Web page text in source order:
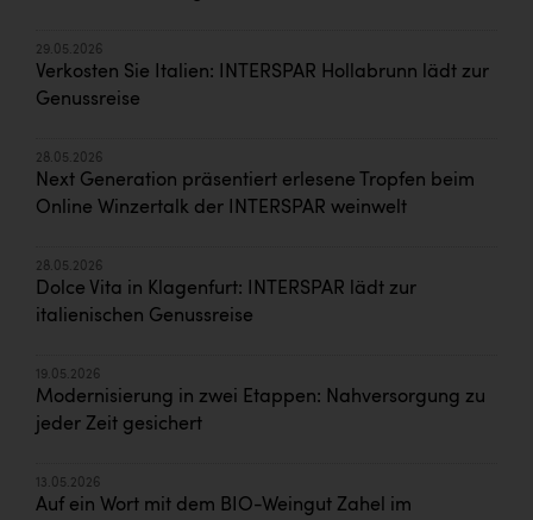
29.05.2026
Verkosten Sie Italien: INTERSPAR Hollabrunn lädt zur
Genussreise
28.05.2026
Next Generation präsentiert erlesene Tropfen beim
Online Winzertalk der INTERSPAR weinwelt
28.05.2026
Dolce Vita in Klagenfurt: INTERSPAR lädt zur
italienischen Genussreise
19.05.2026
Modernisierung in zwei Etappen: Nahversorgung zu
jeder Zeit gesichert
13.05.2026
Auf ein Wort mit dem BIO-Weingut Zahel im